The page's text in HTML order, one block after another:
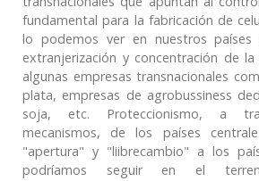
fundamental para la fabricación de
lo podemos ver en nuestros
extranjerización y concentración de
algunas empresas transnacionales
plata, empresas de agrobussiness
soja, etc. Proteccionismo, a
mecanismos, de los países
"apertura" y "liibrecambio" a los
podríamos seguir en el